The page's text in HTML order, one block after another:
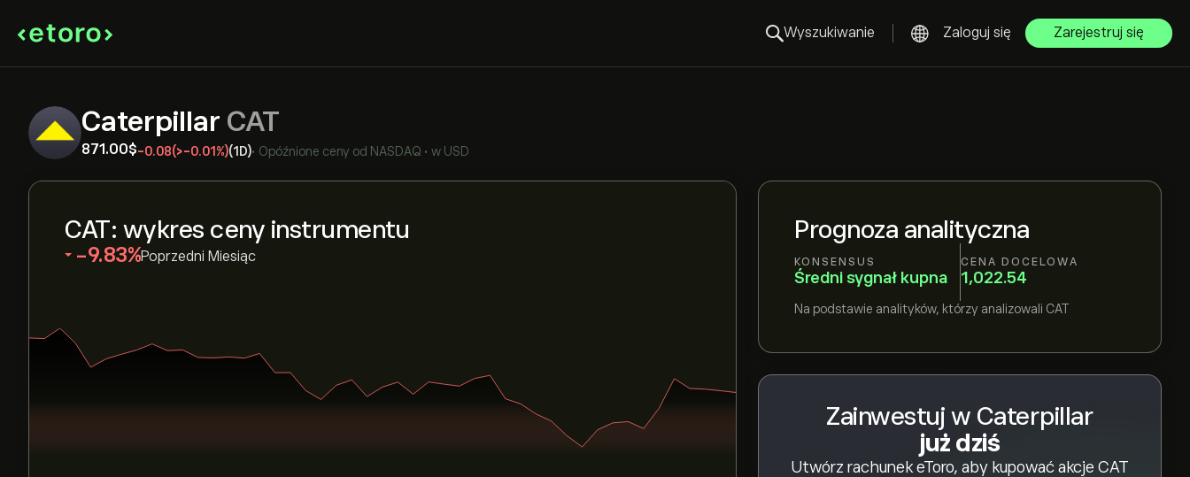
Wyszukiwanie Zaloguj się Zarejestruj się
Caterpillar CAT
871.00‎$‎-0.08(‎>-‎0.01%)(1D)• Opóźnione ceny od NASDAQ • w USD
Prognoza analityczna
KONSENSUS
Średni sygnał kupna
CENA DOCELOWA
1,022.54
Na podstawie analityków, którzy analizowali CAT
Zainwestuj w Caterpillar
już dziś
Utwórz rachunek eToro, aby kupować akcje CAT
CAT: wykres ceny instrumentu
‎-9.83‎ Poprzedni Miesiąc